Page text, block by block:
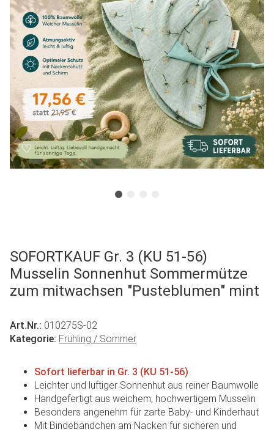
SOFORTKAUF Gr. 3 (KU 51-56)
Musselin Sonnenhut Sommermütze
zum mitwachsen "Pusteblumen" mint
Art.Nr.: 010275S-02
Kategorie: Frühling / Sommer
Sofort lieferbar in Gr. 3 (KU 51-56)
Leichter und luftiger Sonnenhut aus reiner Baumwolle
Handgefertigt aus weichem, hochwertigem Musselin
Besonders angenehm für zarte Baby- und Kinderhaut
Mit Bindebändchen am Nacken für sicheren und